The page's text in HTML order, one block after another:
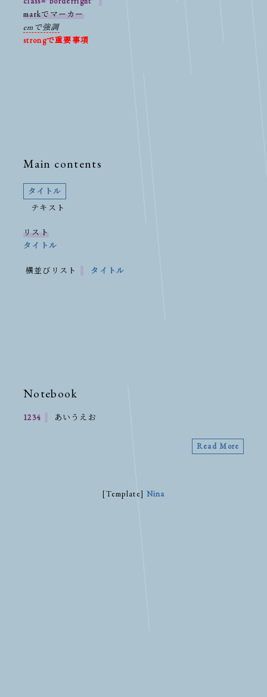
markでマーカー
emで強調
strongで重要事項
Main contents
タイトル
テキスト
リスト
タイトル
横並びリスト タイトル
Notebook
1234 あいうえお
Read More
[Template] Nina